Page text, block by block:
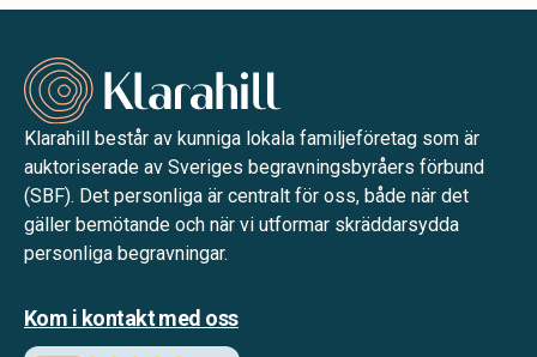
Klarahill består av kunniga lokala familjeföretag som är
auktoriserade av Sveriges begravningsbyråers förbund
(SBF). Det personliga är centralt för oss, både när det
gäller bemötande och när vi utformar skräddarsydda
personliga begravningar.
Kom i kontakt med oss